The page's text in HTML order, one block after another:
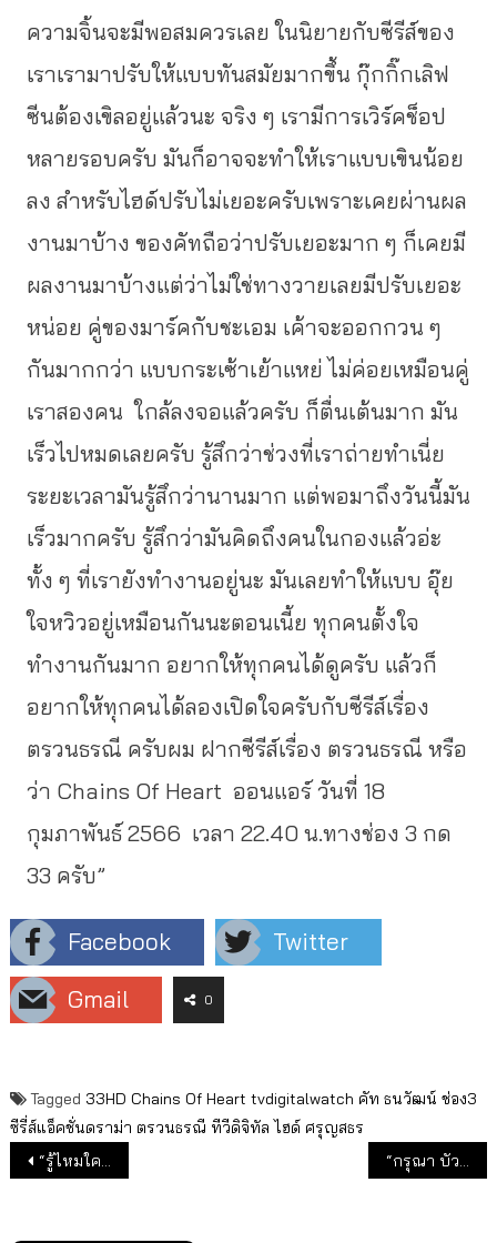
ความจิ้นจะมีพอสมควรเลย ในนิยายกับซีรีส์ของ
เราเรามาปรับให้แบบทันสมัยมากขึ้น กุ๊กกิ๊กเลิฟ
ซีนต้องเขิลอยู่แล้วนะ จริง ๆ เรามีการเวิร์คช็อป
หลายรอบครับ มันก็อาจจะทำให้เราแบบเขินน้อย
ลง สำหรับไฮด์ปรับไม่เยอะครับเพราะเคยผ่านผล
งานมาบ้าง ของคัทถือว่าปรับเยอะมาก ๆ ก็เคยมี
ผลงานมาบ้างแต่ว่าไม่ใช่ทางวายเลยมีปรับเยอะ
หน่อย คู่ของมาร์คกับชะเอม เค้าจะออกกวน ๆ
กันมากกว่า แบบกระเซ้าเย้าแหย่ ไม่ค่อยเหมือนคู่
เราสองคน ใกล้ลงจอแล้วครับ ก็ตื่นเต้นมาก มัน
เร็วไปหมดเลยครับ รู้สึกว่าช่วงที่เราถ่ายทำเนี่ย
ระยะเวลามันรู้สึกว่านานมาก แต่พอมาถึงวันนี้มัน
เร็วมากครับ รู้สึกว่ามันคิดถึงคนในกองแล้วอ่ะ
ทั้ง ๆ ที่เรายังทำงานอยู่นะ มันเลยทำให้แบบ อุ๊ย
ใจหวิวอยู่เหมือนกันนะตอนเนี้ย ทุกคนตั้งใจ
ทำงานกันมาก อยากให้ทุกคนได้ดูครับ แล้วก็
อยากให้ทุกคนได้ลองเปิดใจครับกับซีรีส์เรื่อง
ตรวนธรณี ครับผม ฝากซีรีส์เรื่อง ตรวนธรณี หรือ
ว่า Chains Of Heart ออนแอร์ วันที่ 18
กุมภาพันธ์ 2566 เวลา 22.40 น.ทางช่อง 3 กด
33 ครับ”
Facebook
Twitter
Gmail
0
Tagged 33HD Chains Of Heart tvdigitalwatch คัท ธนวัฒน์ ช่อง3
ซีรี่ส์แอ็คชั่นดราม่า ตรวนธรณี ทีวีดิจิทัล ไฮด์ ศรุญสธร
แนะแนวเรื่อง
“รู้ไหมใครโสด 2023 SPECIAL” ประเดิมเทปแรกของปี “กรุณา บัวคำศรี” ลุยพื้นที่จริง รายงานสด! สงครามในยูเครน